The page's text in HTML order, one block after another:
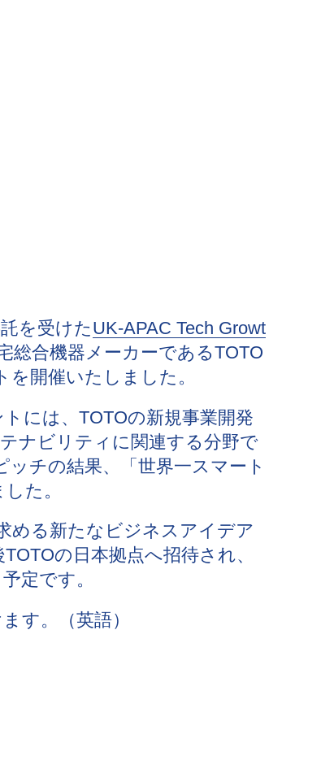
を受けた UK-APAC Tech Growt
総合機器メーカーであるTOTO
開催いたしました。
には、TOTOの新規事業開発
ナビリティに関連する分野で
チの結果、「世界一スマート
た。
める新たなビジネスアイデア
の日本拠点へ招待され、
定です。
す。（英語）